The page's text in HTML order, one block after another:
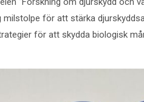
för att stärka
för att skydda biologisk